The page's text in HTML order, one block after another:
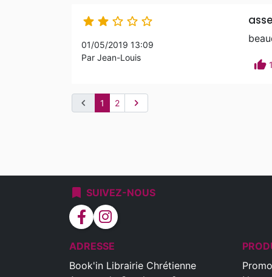
    
01/05/2019 13:09
Par Jean-Louis
thumb_up 1
chevron_left 1 2 chevron_right
bookmark SUIVEZ-NOUS
facebook instagram
ADRESSE
Book'in Librairie Chrétienne